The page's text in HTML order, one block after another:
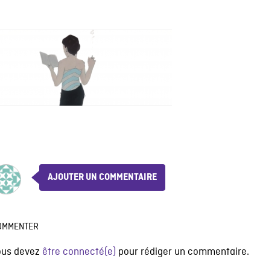
AJOUTER UN COMMENTAIRE
devez être connecté(e) pour rédiger un commentaire.